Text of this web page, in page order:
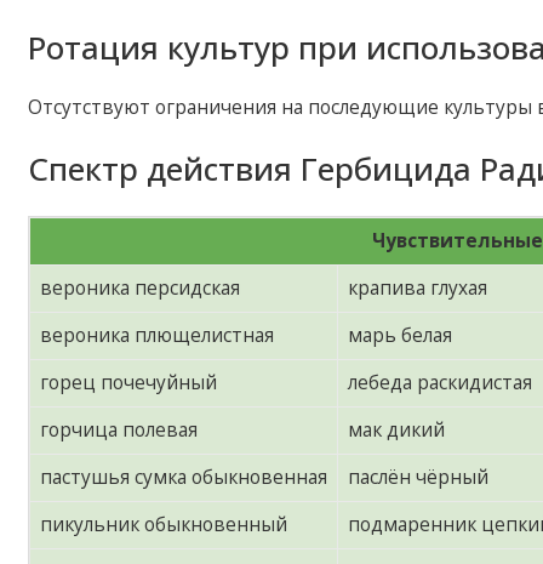
Ротация культур при
Отсутствуют ограничения на последующие культуры
Спектр действия Гербицида
Чувствительные
вероника персидская
крапива глухая
вероника плющелистная
марь белая
горец почечуйный
лебеда раскидистая
горчица полевая
мак дикий
пастушья сумка обыкновенная
паслён чёрный
пикульник обыкновенный
подмаренник